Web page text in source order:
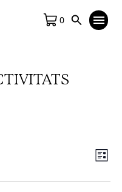
0
de
Llista